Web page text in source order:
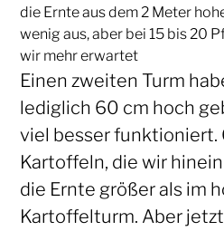
die Ernte aus dem 2 Meter
wenig aus, aber bei 15 bis 20
wir mehr erwartet
Einen zweiten Turm
lediglich 60 cm hoch
viel besser funktioniert.
Kartoffeln, die wir
die Ernte größer als im
Kartoffelturm. Aber